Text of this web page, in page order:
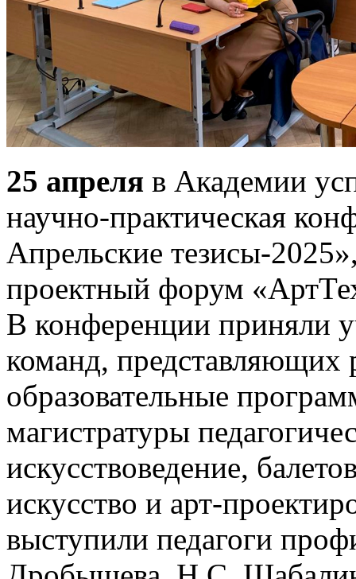
25 апреля в Академии
научно-практическая
Апрельские тезисы-
проектный форум
В конференции приняли
команд, представляющих
образовательные
магистратуры
искусствоведение,
искусство и арт-
выступили педагоги